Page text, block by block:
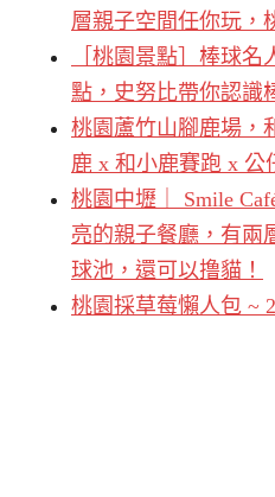
層親子空間任你玩，
［桃園景點］棒球
點，史努比帶你認識
桃園蘆竹山腳鹿場，
鹿 x 和小鹿賽跑 x 公
桃園中壢｜ Smile
亮的親子餐廳，有兩
球池，還可以撸貓！
桃園採草莓懶人包 ~